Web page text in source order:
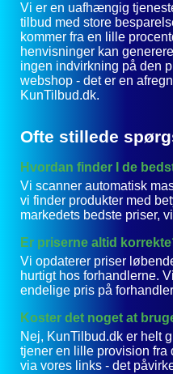
Vi er en uafhængig
tilbud med store
kommer fra en lille
henvisninger kan
ingen indvirkning på den
webshop - det er en
KunTilbud.dk.
Ofte stillede
Hvordan finder I de
Vi scanner automatisk
vi finder produkter med
markedets bedste priser,
Er priserne altid
Vi opdaterer priser
hurtigt hos forhandlerne.
endelige pris på
Koster det noget at
Nej, KunTilbud.dk er helt
tjener en lille provision fra
via vores links - det